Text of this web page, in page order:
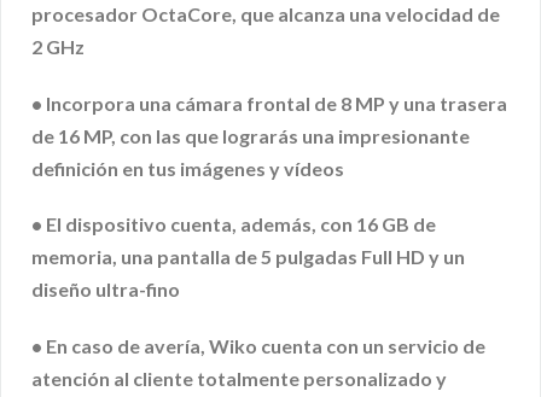
procesador OctaCore, que alcanza una velocidad de
2 GHz
• Incorpora una cámara frontal de 8 MP y una trasera
de 16 MP, con las que lograrás una impresionante
definición en tus imágenes y vídeos
• El dispositivo cuenta, además, con 16 GB de
memoria, una pantalla de 5 pulgadas Full HD y un
diseño ultra-fino
• En caso de avería, Wiko cuenta con un servicio de
atención al cliente totalmente personalizado y